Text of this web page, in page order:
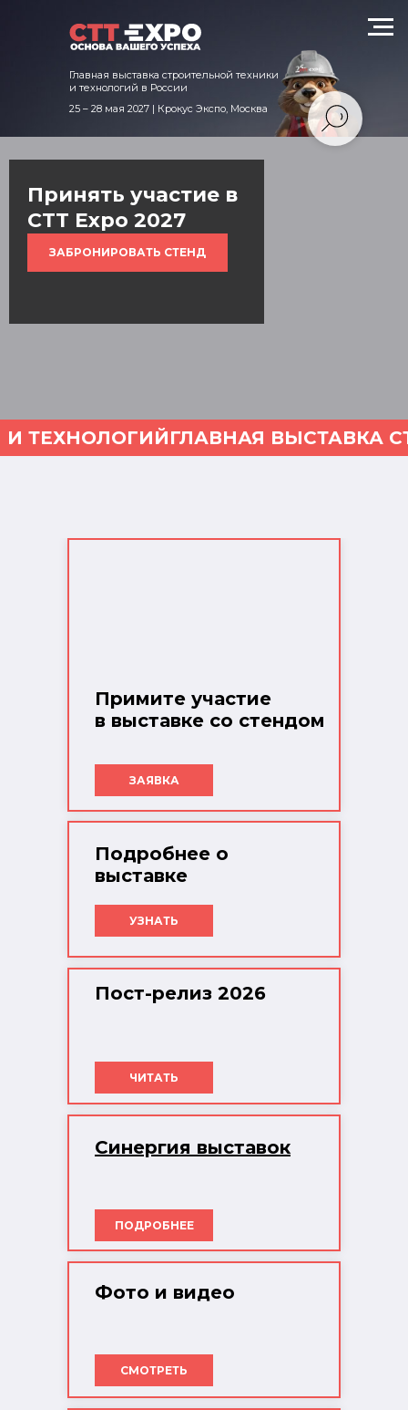
Главная выставка строительной техники
и технологий в России
25 – 28 мая 2027 | Крокус Экспо, Москва
Принять участие в
CTT Expo 2027
ЗАБРОНИРОВАТЬ СТЕНД
И ТЕХНОЛОГИЙГЛАВНАЯ ВЫСТАВКА
Примите участие
в выставке со стендом
Пост-релиз 2026
ЧИТАТЬ
ЗАЯВКА
Фото и видео
СМОТРЕТЬ
Синергия выставок
ПОДРОБНЕЕ
Подробнее о
выставке
УЗНАТЬ